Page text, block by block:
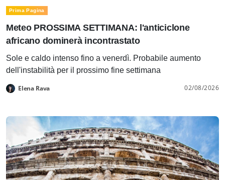
Prima Pagina
Meteo PROSSIMA SETTIMANA: l'anticiclone
africano dominerà incontrastato
Sole e caldo intenso fino a venerdì. Probabile aumento
dell'instabilità per il prossimo fine settimana
Elena Rava 02/08/2026